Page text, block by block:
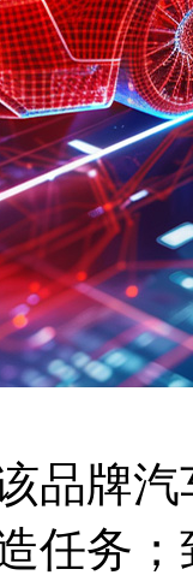
牌汽车
造任